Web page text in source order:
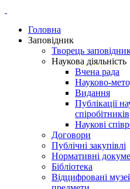
Головна
Заповідник
Творець
Наукова діяльність
Вчена рада
Науково-
Видання
Публікації
спіробітників
Наукові
Договори
Публічні закупівлі
Нормативні
Бібліотека
Відцифровані